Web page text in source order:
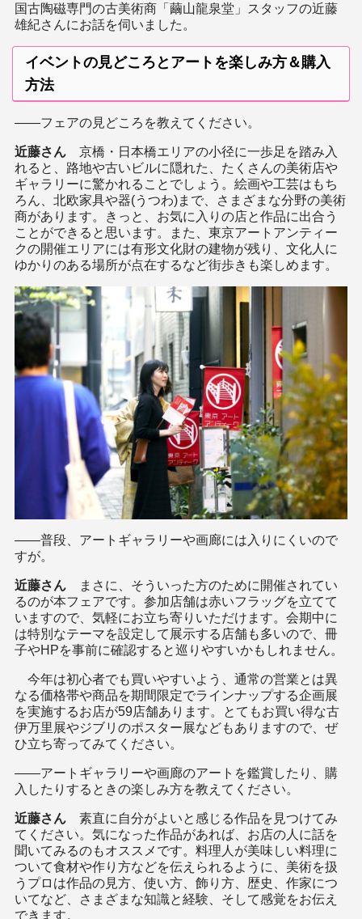
国古陶磁専門の古美術商「繭山龍泉堂」スタッフの近藤
雄紀さんにお話を伺いました。
イベントの見どころとアートを楽しみ方＆購入
方法
――フェアの見どころを教えてください。
近藤さん 京橋・日本橋エリアの小径に一歩足を踏み入
れると、路地や古いビルに隠れた、たくさんの美術店や
ギャラリーに驚かれることでしょう。絵画や工芸はもち
ろん、北欧家具や器(うつわ)まで、さまざまな分野の美術
商があります。きっと、お気に入りの店と作品に出合う
ことができると思います。また、東京アートアンティー
クの開催エリアには有形文化財の建物が残り、文化人に
ゆかりのある場所が点在するなど街歩きも楽しめます。
――普段、アートギャラリーや画廊には入りにくいので
すが。
近藤さん まさに、そういった方のために開催されてい
るのが本フェアです。参加店舗は赤いフラッグを立てて
いますので、気軽にお立ち寄りいただけます。会期中に
は特別なテーマを設定して展示する店舗も多いので、冊
子やHPを事前に確認すると巡りやすいかもしれません。
今年は初心者でも買いやすいよう、通常の営業とは異
なる価格帯や商品を期間限定でラインナップする企画展
を実施するお店が59店舗あります。とてもお買い得な古
伊万里展やジブリのポスター展などもありますので、ぜ
ひ立ち寄ってみてください。
――アートギャラリーや画廊のアートを鑑賞したり、購
入したりするときの楽しみ方を教えてください。
近藤さん 素直に自分がよいと感じる作品を見つけてみ
てください。気になった作品があれば、お店の人に話を
聞いてみるのもオススメです。料理人が美味しい料理に
ついて食材や作り方などを伝えられるように、美術を扱
うプロは作品の見方、使い方、飾り方、歴史、作家につ
いてなど、さまざまな知識と経験、そして感覚をお伝え
できます。